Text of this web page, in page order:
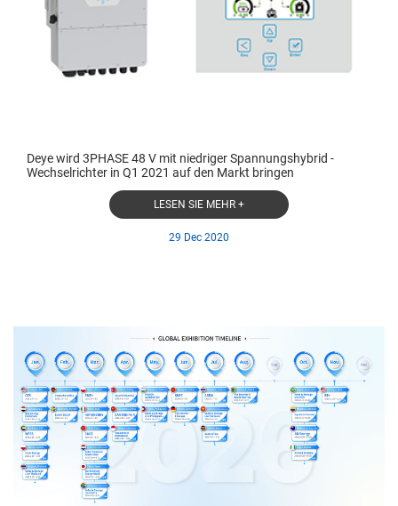
Deye wird 3PHASE 48 V mit niedriger Spannungshybrid -
Wechselrichter in Q1 2021 auf den Markt bringen
LESEN SIE MEHR +
29 Dec 2020